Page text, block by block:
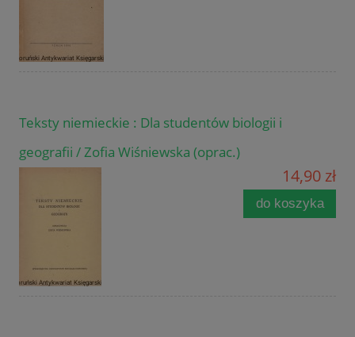
Teksty niemieckie : Dla studentów biologii i
geografii / Zofia Wiśniewska (oprac.)
14,90 zł
do koszyka